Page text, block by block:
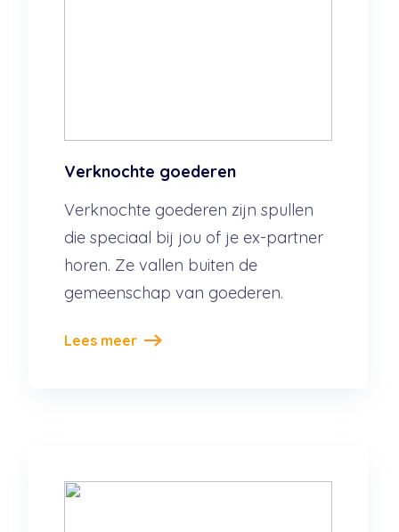
Verknochte goederen
Verknochte goederen zijn spullen
die speciaal bij jou of je ex-partner
horen. Ze vallen buiten de
gemeenschap van goederen.
Lees meer